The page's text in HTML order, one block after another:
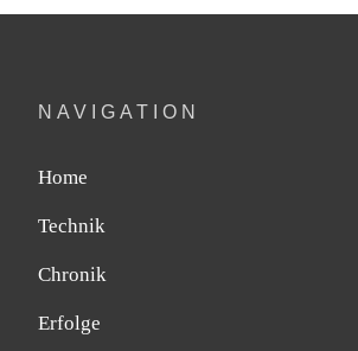
NAVIGATION
Home
Technik
Chronik
Erfolge